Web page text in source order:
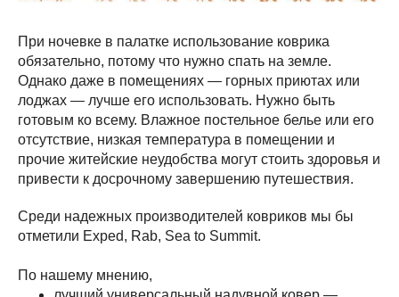
При ночевке в палатке использование коврика
обязательно, потому что нужно спать на земле.
Однако даже в помещениях — горных приютах или
лоджах — лучше его использовать. Нужно быть
готовым ко всему. Влажное постельное белье или его
отсутствие, низкая температура в помещении и
прочие житейские неудобства могут стоить здоровья и
привести к досрочному завершению путешествия.
Среди надежных производителей ковриков мы бы
отметили Exped, Rab, Sea to Summit.
По нашему мнению,